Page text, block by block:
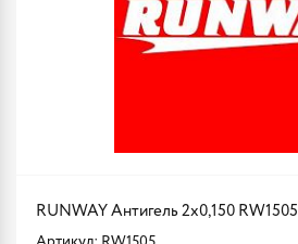
RUNWAY Антигель 2х0,150 RW1505